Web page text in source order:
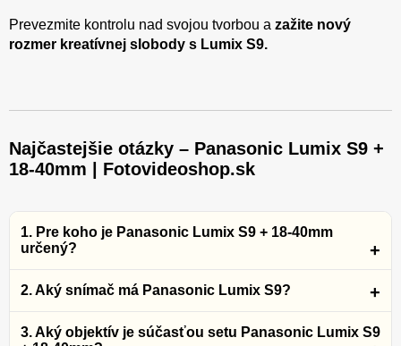
Prevezmite kontrolu nad svojou tvorbou a zažite nový
rozmer kreatívnej slobody s Lumix S9.
Najčastejšie otázky – Panasonic Lumix S9 +
18-40mm | Fotovideoshop.sk
1. Pre koho je Panasonic Lumix S9 + 18-40mm
určený?
2. Aký snímač má Panasonic Lumix S9?
3. Aký objektív je súčasťou setu Panasonic Lumix S9